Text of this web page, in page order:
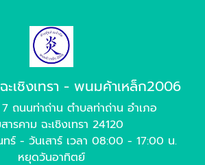
ะเชิงเทรา - พนมค้าเหล็ก2006
ถนนท่าถ่าน ตำบลท่าถ่าน อำเภอ
ารคาม ฉะเชิงเทรา 24120
ทร์ - วันเสาร์ เวลา 08:00 - 17:00 น.
หยุดวันอาทิตย์